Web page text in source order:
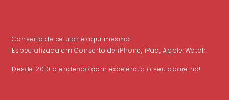
Conserto de celular é aqui mesmo!
Especializada em Conserto de iPhone, iPad, Apple Watch.
Desde 2010 atendendo com excelência o seu aparelho!